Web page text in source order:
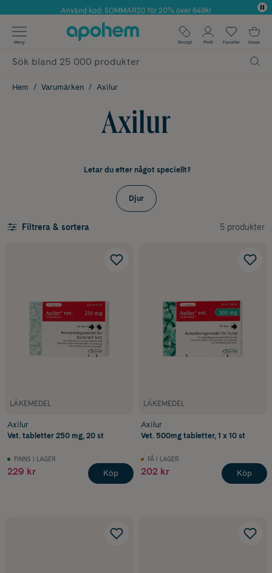
Årets Butik 2025 inom Skönhet
Använd kod: SOMMAR20 för 20% över 649kr
✓ Fri frakt
✓ Poäng på alla köp*
Meny Recept Profil Favoriter Kassa
Hem Varumärken Axilur
Axilur
Letar du efter något speciellt?
Djur
Filtrera & sortera 5 produkter
LÄKEMEDEL
Axilur
Vet. tabletter 250 mg, 20 st
FINNS I LAGER
229 kr Köp
LÄKEMEDEL
Axilur
Vet. 500mg tabletter, 1 x 10 st
FÅ I LAGER
202 kr Köp